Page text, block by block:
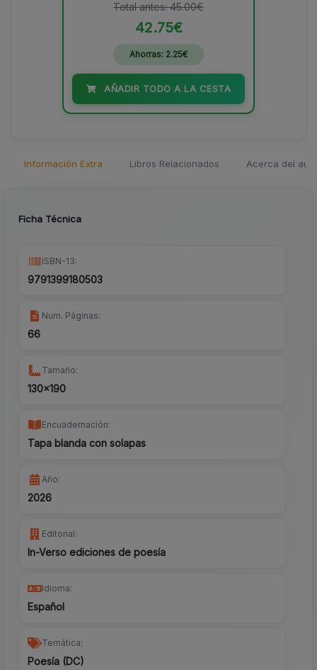
Total antes: 45.00€
42.75€
Ahorras: 2.25€
AÑADIR TODO A LA CESTA
Información Extra Libros Relacionados Acerca del
Ficha Técnica
ISBN-13:
9791399180503
Num. Páginas:
66
Tamaño:
130x190
Encuadernación:
Tapa blanda con solapas
Año:
2026
Editorial:
In-Verso ediciones de poesía
Idioma:
Español
Temática:
Poesía (DC)